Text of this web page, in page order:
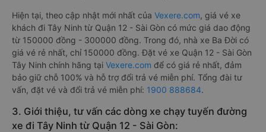
Hiện tại, theo cập nhật mới nhất của Vexere.com, giá vé xe
khách đi Tây Ninh từ Quận 12 - Sài Gòn có mức giá dao động
từ 150000 đồng - 300000 đồng. Trong đó, nhà xe Ba Đời có
giá vé rẻ nhất, chỉ 150000 đồng. Đặt vé xe Quận 12 - Sài Gòn
Tây Ninh chính hãng tại Vexere.com để có giá rẻ nhất, đảm
bảo giữ chỗ 100% và hỗ trợ đổi trả vé miễn phí. Tổng đài tư
vấn, đặt vé và đổi trả vé miễn phí: 1900 888684.
3. Giới thiệu, tư vấn các dòng xe chạy tuyến đường
xe đi Tây Ninh từ Quận 12 - Sài Gòn: